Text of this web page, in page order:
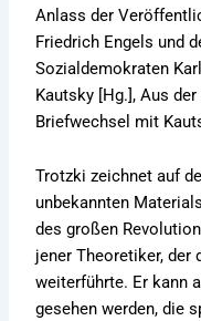
Anlass der
Friedrich Engels und
Sozialdemokraten
Kautsky [Hg.], Aus
Briefwechsel mit
Trotzki zeichnet auf
unbekannten
des großen
jener Theoretiker, der
weiterführte. Er kann
gesehen werden, die